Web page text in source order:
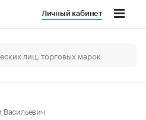
Личный кабинет